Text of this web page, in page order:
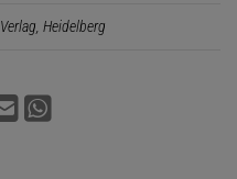
Heidelberg